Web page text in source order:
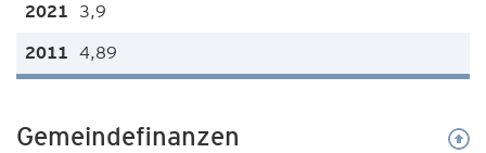
3,9
4,89
Gemeindefinanzen